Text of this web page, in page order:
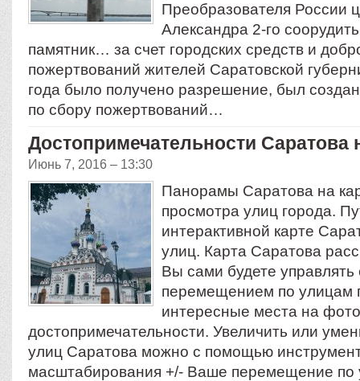
Преобразователя России
Александра 2-го
памятник… за счет городских средств и
пожертвований жителей Саратовской
года было получено разреше­ние, был
по сбору пожертвований…
Достопримечательности Саратова
Июнь 7, 2016 – 13:30
Панорамы Саратова на
просмотра улиц города.
интерактивной карте
улиц. Карта Саратова
Вы сами будете управлять
перемещением по улицам
интересные места на
достопримечательности. Увеличить или
улиц Саратова можно с помощью
масштабирования +/- Ваше перемещение по